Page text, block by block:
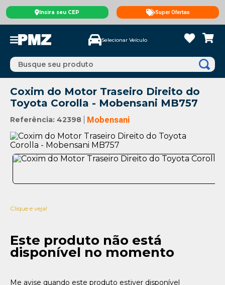
Insira seu CEP Super Ofertas
Selecionar Veículo
Busque seu produto
Coxim do Motor Traseiro Direito do
Toyota Corolla - Mobensani MB757
Referência: 42398 Mobensani
Clique e veja!
Este produto não está
disponível no momento